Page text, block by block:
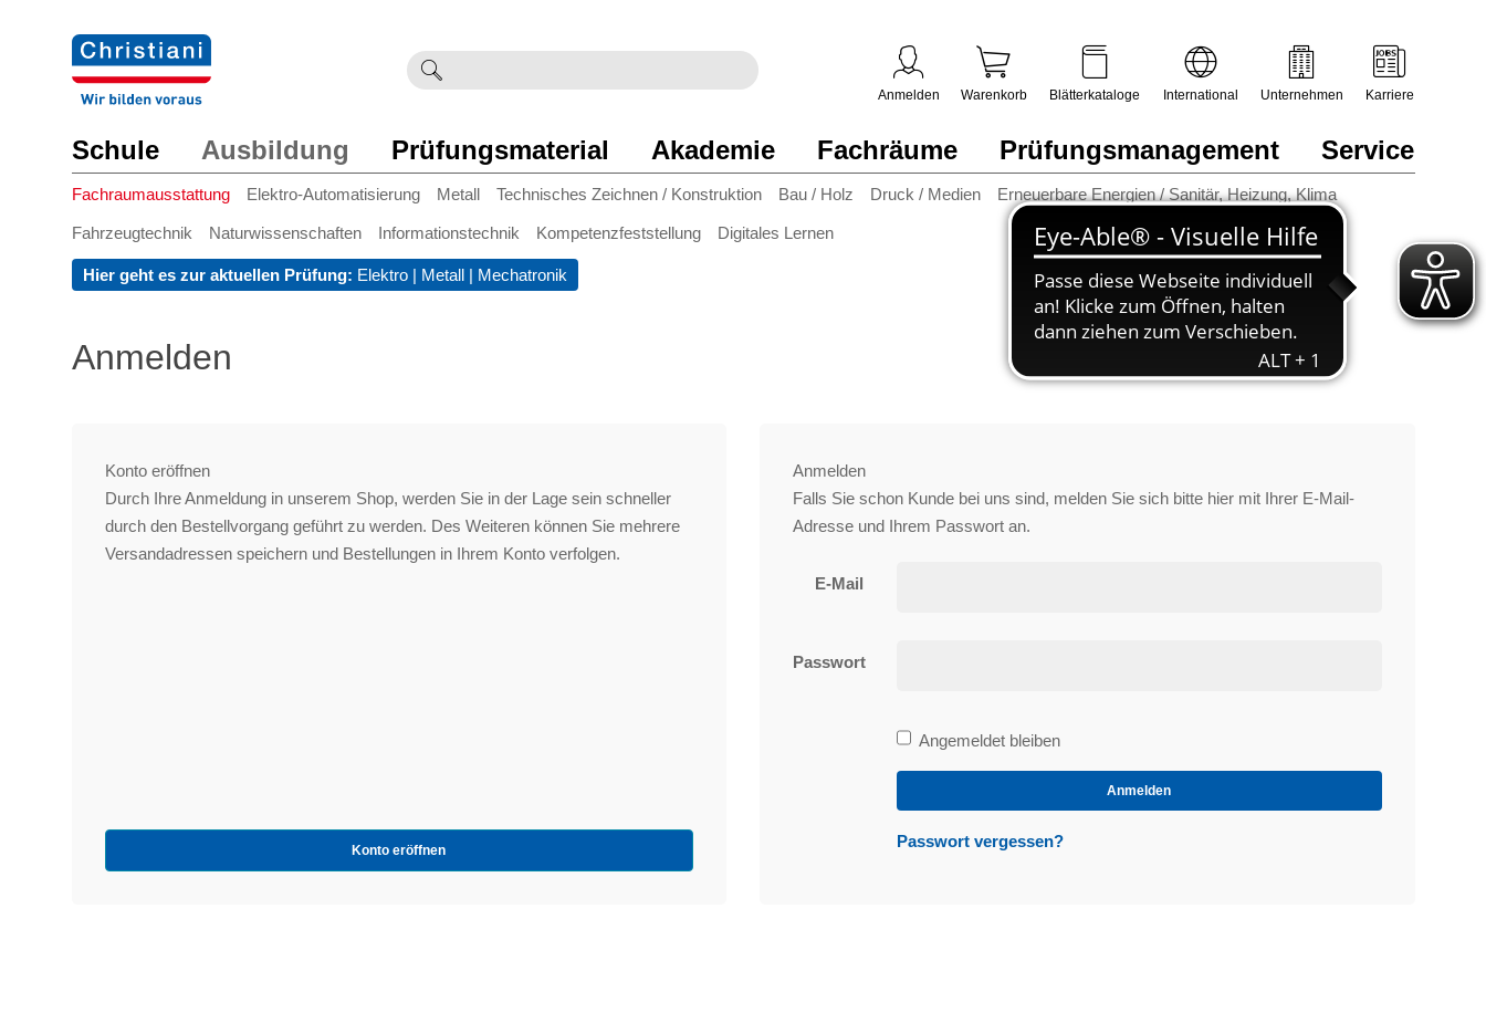
eingeben
Schule Ausbildung
Fachraumausstattung Elektro-Automatisierung Metall Technisches Zeichnen / Konstruktion Bau / Holz Druck / Medien Erneuerbare Energien / Sanitär, Heizung, Klima
Fahrzeugtechnik Naturwissenschaften Informationstechnik Kompetenzfeststellung Digitales Lernen
Prüfungsmaterial Akademie Fachräume Prüfungsmanagement Service
Hier geht es zur aktuellen Prüfung: Elektro | Metall | Mechatronik
Anmelden Warenkorb Blätterkataloge International Unternehmen Karriere
Anmelden
Konto eröffnen
Durch Ihre Anmeldung in unserem Shop, werden Sie in der Lage sein schneller
durch den Bestellvorgang geführt zu werden. Des Weiteren können Sie mehrere
Versandadressen speichern und Bestellungen in Ihrem Konto verfolgen.
Konto eröffnen
Anmelden
Falls Sie schon Kunde bei uns sind, melden Sie sich bitte hier mit Ihrer E-Mail-
Adresse und Ihrem Passwort an.
E-Mail
Passwort
Bleibe
angemeldet
Angemeldet bleiben
Anmelden
Passwort vergessen?